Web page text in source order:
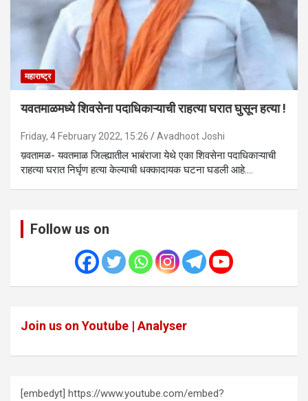
महाराष्ट्र
यवतमाळमध्ये शिवसेना पदाधिकाऱ्याची राहत्या घरात घुसून हत्या !
Friday, 4 February 2022, 15:26 Avadhoot Joshi
य़वतामळ- यवतमाळ जिल्ह्यातील भाबंराजा येथे एका शिवसेना पदाधिकाऱ्याची
राहत्या घरात निर्घृण हत्या केल्याची धक्कादायक घटना घडली आहे.…
Follow us on
Join us on Youtube | Analyser
[embedyt] https://www.youtube.com/embed?